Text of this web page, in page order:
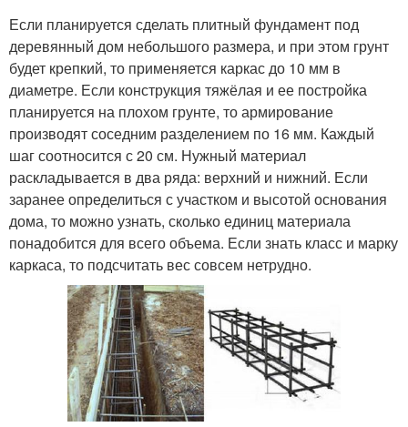
Если планируется сделать плитный фундамент под
деревянный дом небольшого размера, и при этом грунт
будет крепкий, то применяется каркас до 10 мм в
диаметре. Если конструкция тяжёлая и ее постройка
планируется на плохом грунте, то армирование
производят соседним разделением по 16 мм. Каждый
шаг соотносится с 20 см. Нужный материал
раскладывается в два ряда: верхний и нижний. Если
заранее определиться с участком и высотой основания
дома, то можно узнать, сколько единиц материала
понадобится для всего объема. Если знать класс и марку
каркаса, то подсчитать вес совсем нетрудно.